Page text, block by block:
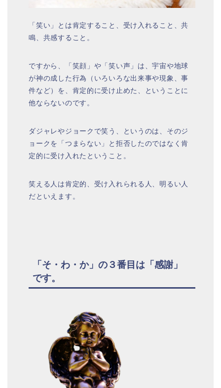
「笑い」とは肯定すること、受け入れること、共
鳴、共感すること。
ですから、「笑顔」や「笑い声」は、宇宙や地球
が神の成した行為（いろいろな出来事や現象、事
件など）を、肯定的に受け止めた、ということに
他ならないのです。
ダジャレやジョークで笑う、というのは、そのジ
ョークを「つまらない」と拒否したのではなく肯
定的に受け入れたということ。
笑える人は肯定的、受け入れられる人、明るい人
だといえます。
「そ・わ・か」の３番目は「感謝」
です。